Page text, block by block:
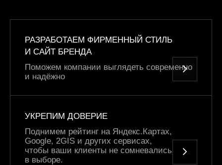
РАЗРАБОТАЕМ ФИРМЕННЫЙ СТИЛЬ
И САЙТ БРЕНДА
Поможем компании выглядеть современно
и надёжно
УКРЕПИМ ДОВЕРИЕ
Поднимем рейтинг на Яндекс.Картах,
Google, 2GIS и других сервисах,
чтобы ваши клиенты не сомневались
в выборе.